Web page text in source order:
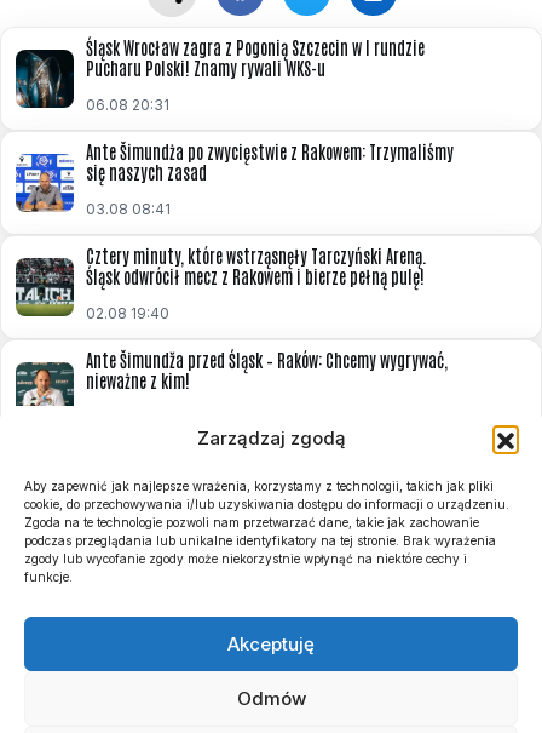
Zarządzaj zgodą
Aby zapewnić jak najlepsze wrażenia, korzystamy z technologii, takich jak pliki
cookie, do przechowywania i/lub uzyskiwania dostępu do informacji o urządzeniu.
Zgoda na te technologie pozwoli nam przetwarzać dane, takie jak zachowanie
podczas przeglądania lub unikalne identyfikatory na tej stronie. Brak wyrażenia
zgody lub wycofanie zgody może niekorzystnie wpłynąć na niektóre cechy i
funkcje.
Akceptuję
Odmów
Śląsk Wrocław zagra z Pogonią Szczecin w I rundzie
Pucharu Polski! Znamy rywali WKS-u
06.08 20:31
Ante Šimundża po zwycięstwie z Rakowem: Trzymaliśmy
się naszych zasad
03.08 08:41
Cztery minuty, które wstrząsnęły Tarczyński Areną.
Śląsk odwrócił mecz z Rakowem i bierze pełną pulę!
02.08 19:40
Ante Šimundža przed Śląsk – Raków: Chcemy wygrywać,
nieważne z kim!
2026/2027. Start pod koniec września!
31.07 12:23
Szymon Marciniak sędzią meczu Śląsk Wrocław – Raków